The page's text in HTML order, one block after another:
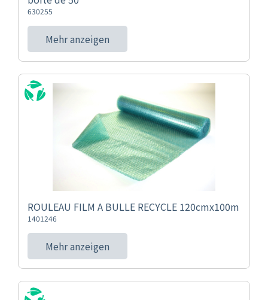
630255
Mehr anzeigen
ROULEAU FILM A BULLE RECYCLE 120cmx100m
1401246
Mehr anzeigen